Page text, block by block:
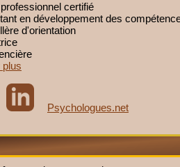
certifié
en développement des
d'orientation
plus
Psychologues.net